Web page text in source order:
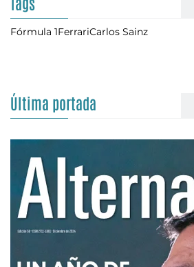
Fórmula 1FerrariCarlos Sainz
Última portada